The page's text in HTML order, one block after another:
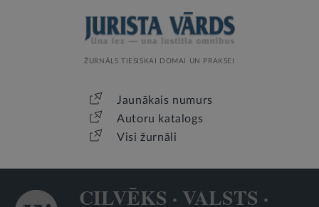
ŽURNĀLS TIESISKAI DOMAI UN PRAKSEI
Jaunākais numurs
Autoru katalogs
Visi žurnāli
CILVĒKS · VALSTS ·